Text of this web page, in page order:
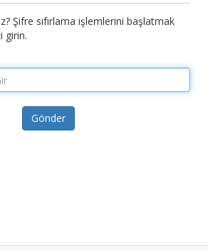
Şifre sıfırlama işlemlerini başlatmak
girin.
Gönder